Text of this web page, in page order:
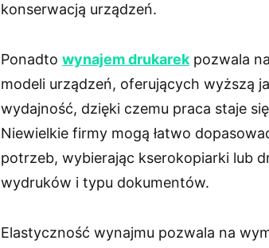
konserwacją urządzeń.
Ponadto wynajem drukarek pozwala
modeli urządzeń, oferujących wyższą
wydajność, dzięki czemu praca staje
Niewielkie firmy mogą łatwo
potrzeb, wybierając kserokopiarki lub
wydruków i typu dokumentów.
Elastyczność wynajmu pozwala na